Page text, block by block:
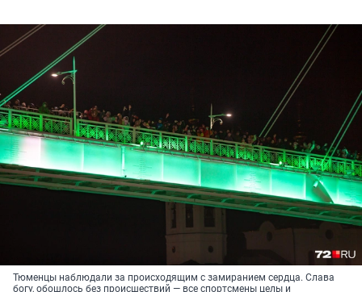
Тюменцы наблюдали за происходящим с замиранием сердца. Слава
богу, обошлось без происшествий — все спортсмены целы и